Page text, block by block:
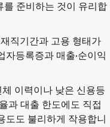
를 준비하는 것이 유리합
직기간과 고용 형태가
자등록증과 매출·순이익
이력이나 낮은 신용등
과 대출 한도에도 직접
도도 불리하게 작용합니